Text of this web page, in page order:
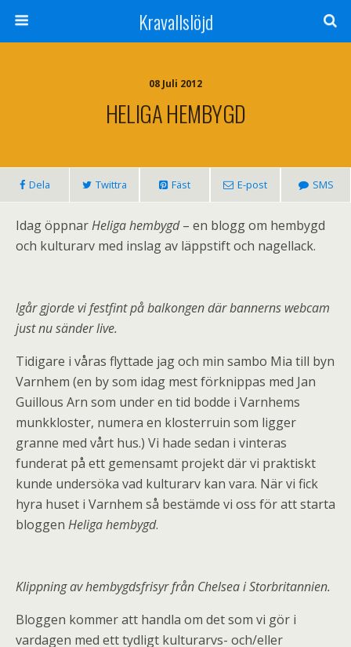
Kravallslöjd
08 Juli 2012
HELIGA HEMBYGD
Dela Twittra Fäst E-post SMS
Idag öppnarHeliga hembygd– en blogg om hembygd
och kulturarv med inslag av läppstift och nagellack.
Igår gjorde vi festfint på balkongen där bannerns webcam
just nu sänder live.
Tidigare i våras flyttade jag och min sambo Mia till byn
Varnhem (en by som idag mest förknippas med Jan
Guillous Arn som under en tid bodde i Varnhems
munkkloster, numera en klosterruin som ligger
granne med vårt hus.) Vi hade sedan i vinteras
funderat på ett gemensamt projekt där vi praktiskt
kunde undersöka vad kulturarv kan vara. När vi fick
hyra huset i Varnhem så bestämde vi oss för att starta
bloggen Heliga hembygd.
Klippning av hembygdsfrisyr från Chelsea i Storbritannien.
Bloggen kommer att handla om det som vi gör i
vardagen med ett tydligt kulturarvs- och/eller